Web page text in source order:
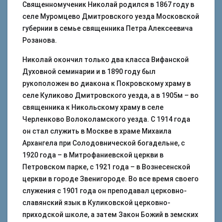
Священномученик Николай родился в 1867 году в
селе Муромцево Дмитровского уезда Московской
губернии в семье священника Петра Алексеевича
Розанова.
Николай окончил только два класса Вифанской
Духовной семинарии и в 1890 году был
рукоположен во диакона к Покровскому храму в
селе Куликово Дмитровского уезда, а в 1905м – во
священника к Никольскому храму в селе
Черленково Волоколамского уезда. С 1914 года
он стал служить в Москве в храме Михаила
Архангела при Солодовнической богадельне, с
1920 года – в Митрофаниевской церкви в
Петровском парке, с 1921 года – в Вознесенской
церкви в городе Звенигороде. Во все время своего
служения с 1901 года он преподавал церковно-
славянский язык в Куликовской церковно-
приходской школе, а затем Закон Божий в земских